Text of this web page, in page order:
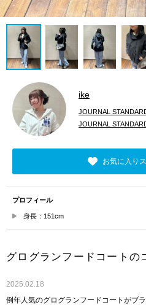
ike
JOURNAL
JOURNAL
お気に入り
プロフィール
身長：151cm
グログランフードコートの
2025.02.18
例年人気のグログランフードコートがブ